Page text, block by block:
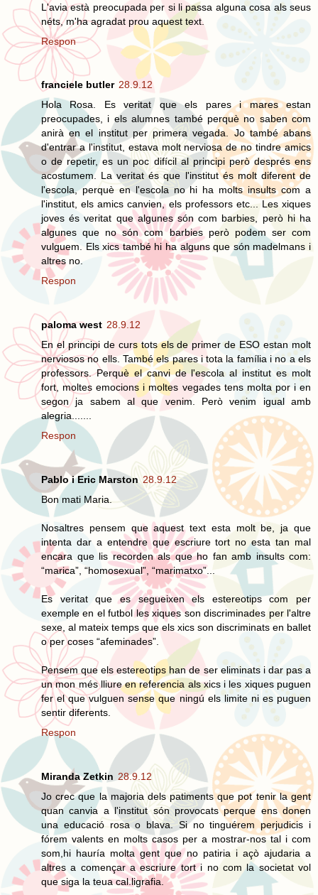
L'avia està preocupada per si li passa alguna cosa als seus
néts, m'ha agradat prou aquest text.
Respon
franciele butler 28.9.12
Hola Rosa. Es veritat que els pares i mares estan
preocupades, i els alumnes també perquè no saben com
anirà en el institut per primera vegada. Jo també abans
d'entrar a l'institut, estava molt nerviosa de no tindre amics
o de repetir, es un poc difícil al principi però després ens
acostumem. La veritat és que l'institut és molt diferent de
l'escola, perquè en l'escola no hi ha molts insults com a
l'institut, els amics canvien, els professors etc... Les xiques
joves és veritat que algunes són com barbies, però hi ha
algunes que no són com barbies però podem ser com
vulguem. Els xics també hi ha alguns que són madelmans i
altres no.
Respon
paloma west 28.9.12
En el principi de curs tots els de primer de ESO estan molt
nerviosos no ells. També els pares i tota la família i no a els
professors. Perquè el canvi de l'escola al institut es molt
fort, moltes emocions i moltes vegades tens molta por i en
segon ja sabem al que venim. Però venim igual amb
alegria.......
Respon
Pablo i Eric Marston 28.9.12
Bon mati Maria.
Nosaltres pensem que aquest text esta molt be, ja que
intenta dar a entendre que escriure tort no esta tan mal
encara que lis recorden als que ho fan amb insults com:
“marica”, “homosexual”, “marimatxo”...
Es veritat que es segueixen els estereotips com per
exemple en el futbol les xiques son discriminades per l'altre
sexe, al mateix temps que els xics son discriminats en ballet
o per coses “afeminades”.
Pensem que els estereotips han de ser eliminats i dar pas a
un mon més lliure en referencia als xics i les xiques puguen
fer el que vulguen sense que ningú els limite ni es puguen
sentir diferents.
Respon
Miranda Zetkin 28.9.12
Jo crec que la majoria dels patiments que pot tenir la gent
quan canvia a l'institut són provocats perque ens donen
una educació rosa o blava. Si no tinguérem perjudicis i
fórem valents en molts casos per a mostrar-nos tal i com
som,hi hauría molta gent que no patiria i açò ajudaria a
altres a començar a escriure tort i no com la societat vol
que siga la teua cal.ligrafia.